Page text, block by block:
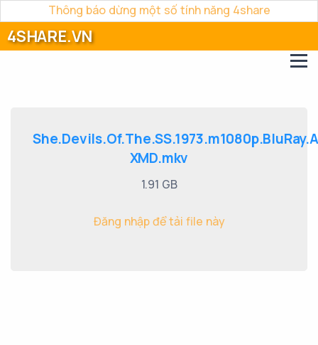
Thông báo dừng một số tính năng 4share
4SHARE.VN
XMD.mkv
1.91 GB
Đăng nhập để tải file này